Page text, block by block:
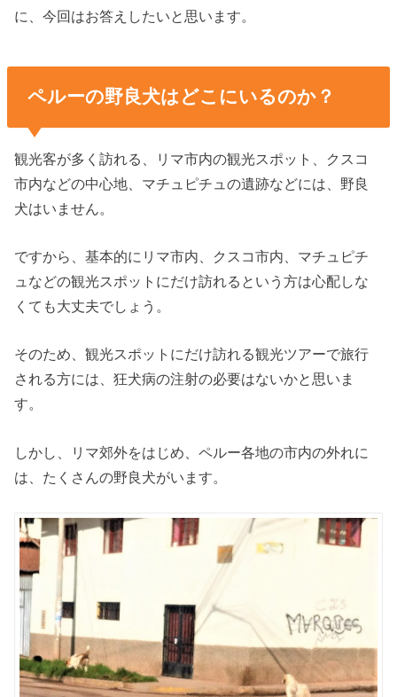
に、今回はお答えしたいと思います。
ペルーの野良犬はどこにいるのか？
観光客が多く訪れる、リマ市内の観光スポット、クスコ
市内などの中心地、マチュピチュの遺跡などには、野良
犬はいません。
ですから、基本的にリマ市内、クスコ市内、マチュピチ
ュなどの観光スポットにだけ訪れるという方は心配しな
くても大丈夫でしょう。
そのため、観光スポットにだけ訪れる観光ツアーで旅行
される方には、狂犬病の注射の必要はないかと思いま
す。
しかし、リマ郊外をはじめ、ペルー各地の市内の外れに
は、たくさんの野良犬がいます。